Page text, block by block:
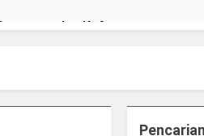
dan Kafe
Pencarian